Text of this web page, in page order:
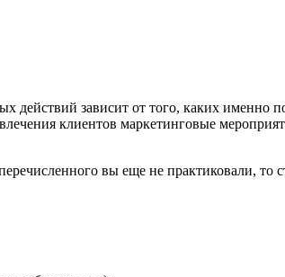
действий зависит от того, каких именно
клиентов маркетинговые
вы еще не практиковали, то